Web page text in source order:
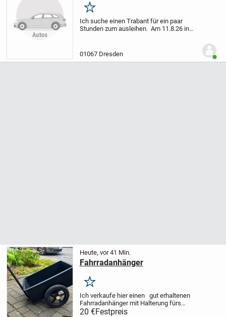
Merken
Ich suche einen Trabant für ein paar
Stunden zum ausleihen. Am 11.8.26 in
01067 Dresden
Heute, vor 41 Min.
Fahrradanhänger
Merken
Ich verkaufe hier einen gut erhaltenen
Fahrradanhänger mit Halterung fürs
FahrradLänge 50cm
20 €Festpreis